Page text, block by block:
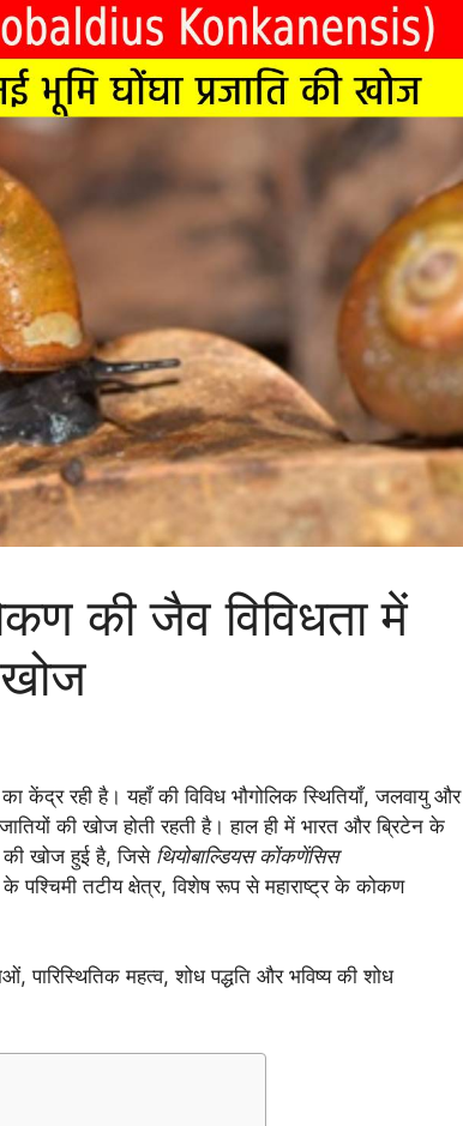
की जैव विविधता में
खोज
केंद्र रही है। यहाँ की विविध भौगोलिक स्थितियाँ, जलवायु और
की खोज होती रहती है। हाल ही में भारत और ब्रिटेन के
की खोज हुई है, जिसे थियोबाल्डियस कोंकणेंसिस
तटीय क्षेत्र, विशेष रूप से महाराष्ट्र के कोकण
महत्व, शोध पद्धति और भविष्य की शोध